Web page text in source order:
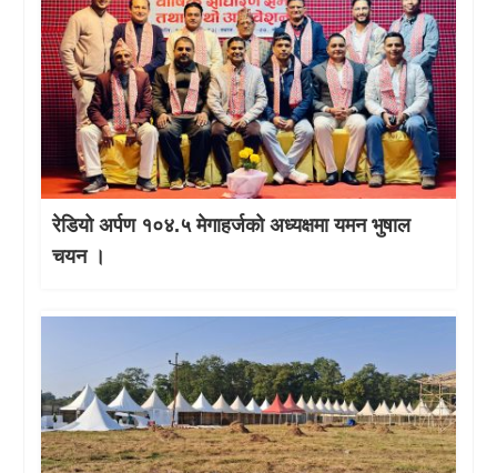
रेडियो अर्पण १०४.५ मेगाहर्जको अध्यक्षमा यमन भुषाल
चयन ।